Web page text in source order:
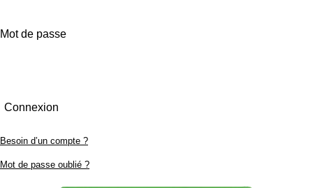
Mot de passe
Connexion
Besoin d’un compte ?
Mot de passe oublié ?